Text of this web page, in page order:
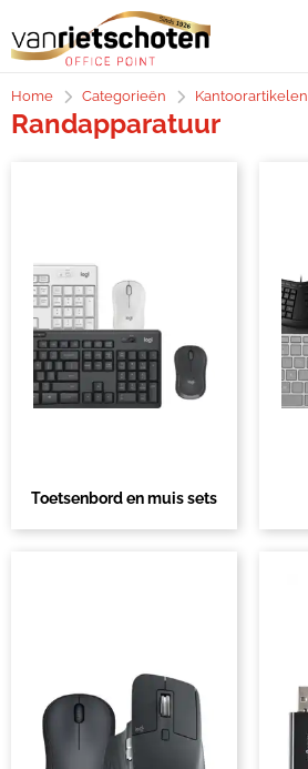
Home Categorieën Kantoorartikelen
Randapparatuur
Toetsenbord en muis sets